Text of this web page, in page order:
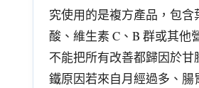
究使用的是複方產品，包含
酸、維生素 C、B 群或其他
不能把所有改善都歸因於甘
鐵原因若來自月經過多、腸